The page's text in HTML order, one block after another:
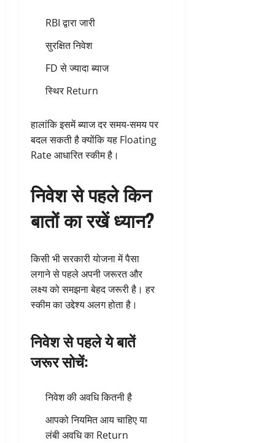
RBI द्वारा जारी
सुरक्षित निवेश
FD से ज्यादा ब्याज
स्थिर Return
हालांकि इसमें ब्याज दर समय-समय पर
बदल सकती है क्योंकि यह Floating
Rate आधारित स्कीम है।
निवेश से पहले किन
बातों का रखें ध्यान?
किसी भी सरकारी योजना में पैसा
लगाने से पहले अपनी जरूरत और
लक्ष्य को समझना बेहद जरूरी है। हर
स्कीम का उद्देश्य अलग होता है।
निवेश से पहले ये बातें
जरूर सोचें:
निवेश की अवधि कितनी है
आपको नियमित आय चाहिए या
लंबी अवधि का Return